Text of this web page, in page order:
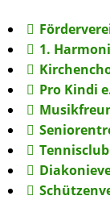
1.
Pro Kindi